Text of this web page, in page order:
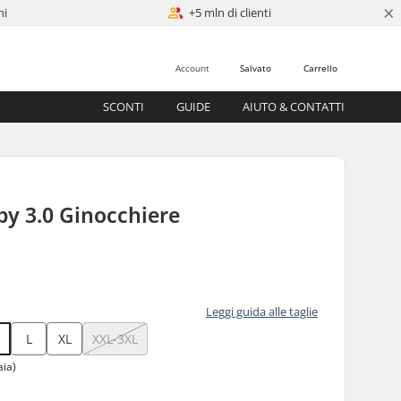
+5 mln di clienti ×
Carrello
Salvato
Account
SCONTI GUIDE AIUTO & CONTATTI
3.0 Ginocchiere
Leggi guida alle taglie
L XL XXL-3XL